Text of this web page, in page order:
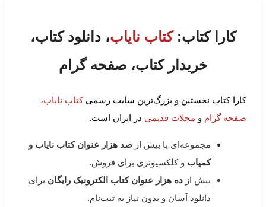
کارا کتاب:کتاب نایاب، دانلود کتاب،
خریدار کتاب، صفحه گرام
کارا کتاب نخستین و بزرگ‌ترین سایت رسمیکتاب نایاب،
صفحه گرام و مجلات قدیمی در ایران است.
مجموعه‌ای با بیش از صد هزار عنوان کتاب نایاب و
کمیاب و کلکسیونری برای فروش.
بیش از ده هزار عنوان کتاب الکترونیک رایگان برای
دانلود آسان و بدون نیاز به ثبت‌نام.